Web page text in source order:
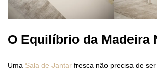
O Equilíbrio da Madeira
Uma Sala de Jantar fresca não precisa de